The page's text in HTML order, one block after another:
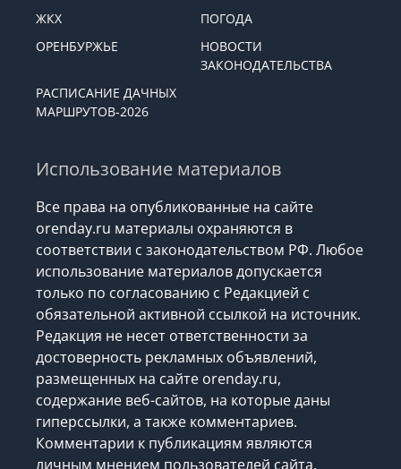
ЖКХ
ПОГОДА
ОРЕНБУРЖЬЕ
НОВОСТИ
ЗАКОНОДАТЕЛЬСТВА
РАСПИСАНИЕ ДАЧНЫХ
МАРШРУТОВ-2026
Использование материалов
Все права на опубликованные на сайте
orenday.ru материалы охраняются в
соответствии с законодательством РФ. Любое
использование материалов допускается
только по согласованию с Редакцией с
обязательной активной ссылкой на источник.
Редакция не несет ответственности за
достоверность рекламных объявлений,
размещенных на сайте orenday.ru,
содержание веб-сайтов, на которые даны
гиперссылки, а также комментариев.
Комментарии к публикациям являются
личным мнением пользователей сайта.